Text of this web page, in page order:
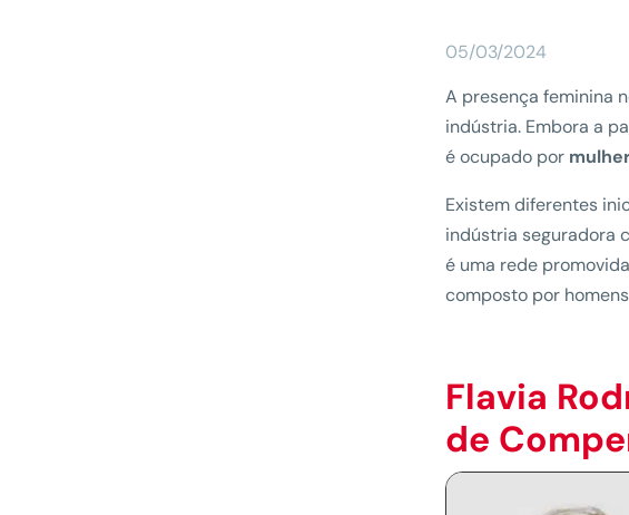
05/03/2024
A presença feminina
indústria. Embora a
é ocupado por
Existem diferentes
indústria seguradora
é uma rede
composto por
Flavia
de